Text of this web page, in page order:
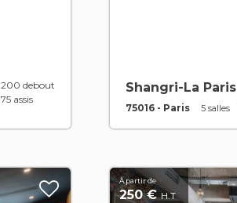
200 debout
75 assis
Shangri-La Paris
75016 - Paris 5 salles
À partir de
250 €H.T